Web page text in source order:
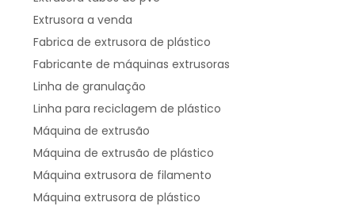
Extrusora a venda
Fabrica de extrusora de plástico
Fabricante de máquinas extrusoras
Linha de granulação
Linha para reciclagem de plástico
Máquina de extrusão
Máquina de extrusão de plástico
Máquina extrusora de filamento
Máquina extrusora de plástico